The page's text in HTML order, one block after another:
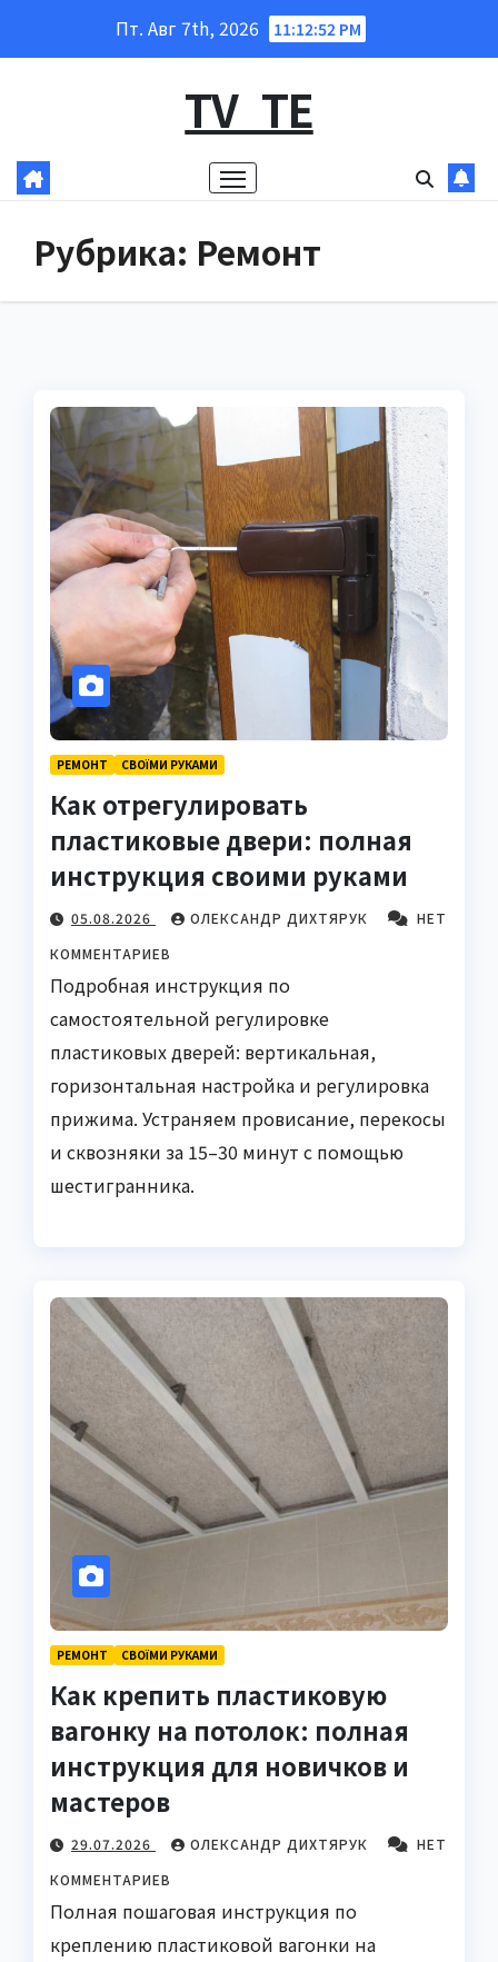
Пт. Авг 7th, 2026 11:12:54 PM
TV_TE
Рубрика: Ремонт
РЕМОНТ СВОЇМИ РУКАМИ
Как отрегулировать
пластиковые двери: полная
инструкция своими руками
05.08.2026 ОЛЕКСАНДР ДИХТЯРУК
НЕТ
КОММЕНТАРИЕВ
Подробная инструкция по
самостоятельной регулировке
пластиковых дверей: вертикальная,
горизонтальная настройка и регулировка
прижима. Устраняем провисание, перекосы
и сквозняки за 15–30 минут с помощью
шестигранника.
РЕМОНТ СВОЇМИ РУКАМИ
Как крепить пластиковую
вагонку на потолок: полная
инструкция для новичков и
мастеров
29.07.2026 ОЛЕКСАНДР ДИХТЯРУК
НЕТ
КОММЕНТАРИЕВ
Полная пошаговая инструкция по
креплению пластиковой вагонки на